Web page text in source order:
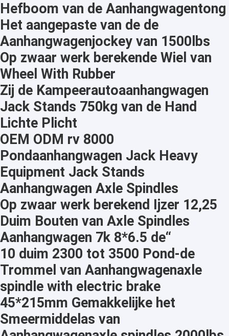
Hefboom van de Aanhangwagentong
Het aangepaste van de de
Aanhangwagenjockey van 1500lbs
Op zwaar werk berekende Wiel van
Wheel With Rubber
Zij de Kampeerautoaanhangwagen
Jack Stands 750kg van de Hand
Lichte Plicht
OEM ODM rv 8000
Pondaanhangwagen Jack Heavy
Equipment Jack Stands
Aanhangwagen Axle Spindles
Op zwaar werk berekend Ijzer 12,25
Duim Bouten van Axle Spindles
Aanhangwagen 7k 8*6.5 de“
10 duim 2300 tot 3500 Pond-de
Trommel van Aanhangwagenaxle
spindle with electric brake
45*215mm Gemakkelijke het
Smeermiddelas van